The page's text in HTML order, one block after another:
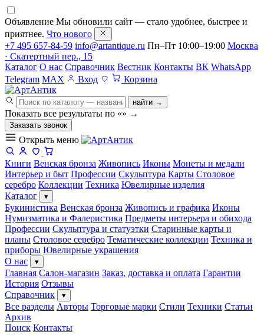
Объявление Мы обновили сайт — стало удобнее, быстрее и
приятнее. Что нового
+7 495 657-84-59 info@artantique.ru Пн–Пт 10:00–19:00 Москва
· Скатертный пер., 15
Каталог О нас Справочник Вестник Контакты ВК WhatsApp
Telegram MAX Вход Корзина
найти →
Показать все результаты по «» →
Заказать звонок
Открыть меню
Книги Венская бронза Живопись Иконы Монеты и медали
Интерьер и быт Профессии Скульптура Карты Столовое
серебро Коллекции Техника Ювелирные изделия
Каталог
▾
Букинистика Венская бронза Живопись и графика Иконы
Нумизматика и Фалеристика Предметы интерьера и обихода
Профессии Скульптура и статуэтки Старинные карты и
планы Столовое серебро Тематические коллекции Техника и
приборы Ювелирные украшения
О нас
▾
Главная Салон-магазин Заказ, доставка и оплата Гарантии
История Отзывы
Справочник
▾
Все разделы Авторы Торговые марки Стили Техники Статьи
Архив
Поиск Контакты